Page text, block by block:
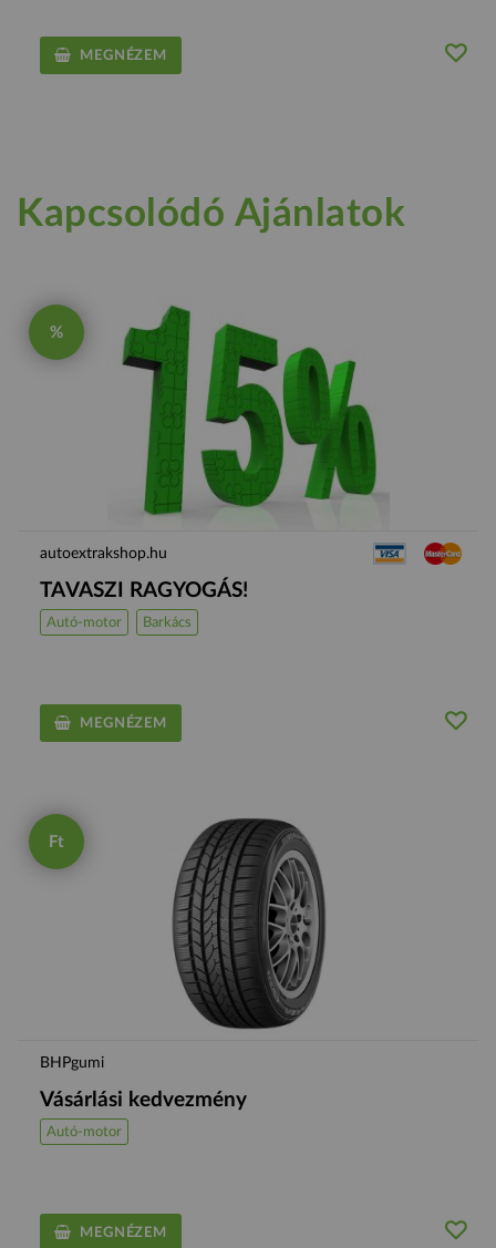
MEGNÉZEM
Kapcsolódó Ajánlatok
%
autoextrakshop.hu
TAVASZI RAGYOGÁS!
Autó-motor Barkács
MEGNÉZEM
Ft
BHPgumi
Vásárlási kedvezmény
Autó-motor
MEGNÉZEM